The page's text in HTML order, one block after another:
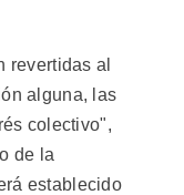
revertidas al
alguna, las
colectivo",
de la
establecido